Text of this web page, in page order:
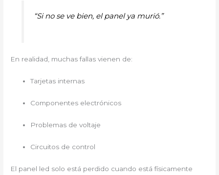
“Si no se ve bien, el panel ya murió.”
En realidad, muchas fallas vienen de:
Tarjetas internas
Componentes electrónicos
Problemas de voltaje
Circuitos de control
El panel led solo está perdido cuando está físicamente